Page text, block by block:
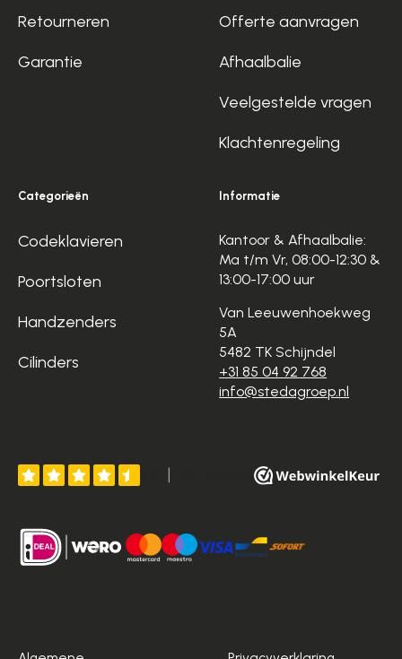
Retourneren
Garantie
Offerte aanvragen
Afhaalbalie
Veelgestelde vragen
Klachtenregeling
Categorieën
Codeklavieren
Poortsloten
Handzenders
Cilinders
Informatie
Kantoor & Afhaalbalie:
Ma t/m Vr, 08:00-12:30 &
13:00-17:00 uur
Van Leeuwenhoekweg
5A
5482 TK Schijndel
+31 85 04 92 768
info@stedagroep.nl